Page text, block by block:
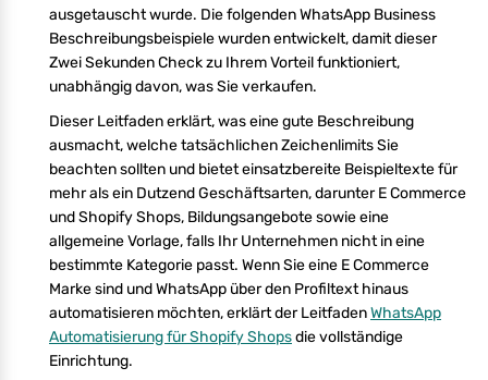
ausgetauscht wurde. Die folgenden WhatsApp Business
Beschreibungsbeispiele wurden entwickelt, damit dieser
Zwei Sekunden Check zu Ihrem Vorteil funktioniert,
unabhängig davon, was Sie verkaufen.
Dieser Leitfaden erklärt, was eine gute Beschreibung
ausmacht, welche tatsächlichen Zeichenlimits Sie
beachten sollten und bietet einsatzbereite Beispieltexte für
mehr als ein Dutzend Geschäftsarten, darunter E Commerce
und Shopify Shops, Bildungsangebote sowie eine
allgemeine Vorlage, falls Ihr Unternehmen nicht in eine
bestimmte Kategorie passt. Wenn Sie eine E Commerce
Marke sind und WhatsApp über den Profiltext hinaus
automatisieren möchten, erklärt der LeitfadenWhatsApp
Automatisierung für Shopify Shopsdie vollständige
Einrichtung.